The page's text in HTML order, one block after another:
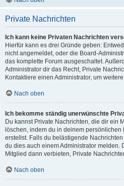
Private Nachrichten
Ich kann keine Privaten Nachrichten
Hierfür kann es drei Gründe geben:
nicht angemeldet, oder die Board-
das komplette Forum ausgeschaltet.
Administrator dir das Recht, Private
Kontaktiere einen Administrator, um
Nach oben
Ich bekomme ständig unerwünschte
Du kannst Private Nachrichten, die dir ein
löschen, indem du in deinem
erstellst. Falls du belästigende
du dies auch einem Administrator melden.
Mitglied dann verbieten, Private
Nach oben